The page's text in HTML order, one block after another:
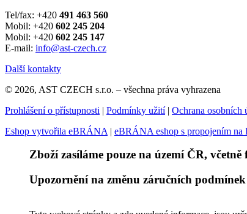
Tel/fax: +420 491 463 560
Mobil: +420 602 245 204
Mobil: +420 602 245 147
E-mail: info@ast-czech.cz
Další kontakty
© 2026, AST CZECH s.r.o. – všechna práva vyhrazena
Prohlášení o přístupnosti | Podmínky užití| Ochrana osobních
Eshop vytvořila eBRÁNA | eBRÁNA eshop s propojením na
Zboží zasíláme pouze na území ČR,
Upozornění na změnu záručních